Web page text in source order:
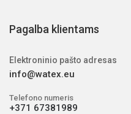
Pagalba klientams
Elektroninio pašto adresas
info@watex.eu
Telefono numeris
+371 67381989